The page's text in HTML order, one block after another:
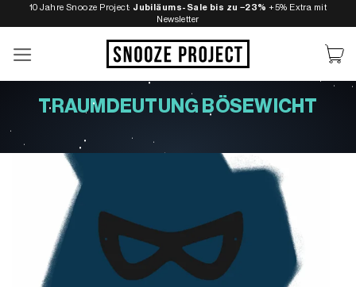
Inhalt
springen
10 Jahre Snooze Project: Jubiläums-Sale bis zu −23% +5% Extra mit
Newsletter
TRAUMDEUTUNG BÖSEWICHT